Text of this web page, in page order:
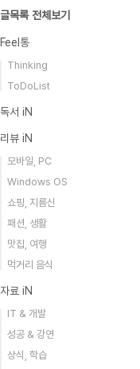
글목록 전체보기
Feel통
Thinking
ToDoList
독서 iN
리뷰 iN
모바일, PC
Windows OS
쇼핑, 지름신
패션, 생활
맛집, 여행
먹거리 음식
자료 iN
IT & 개발
성공 & 강연
상식, 학습